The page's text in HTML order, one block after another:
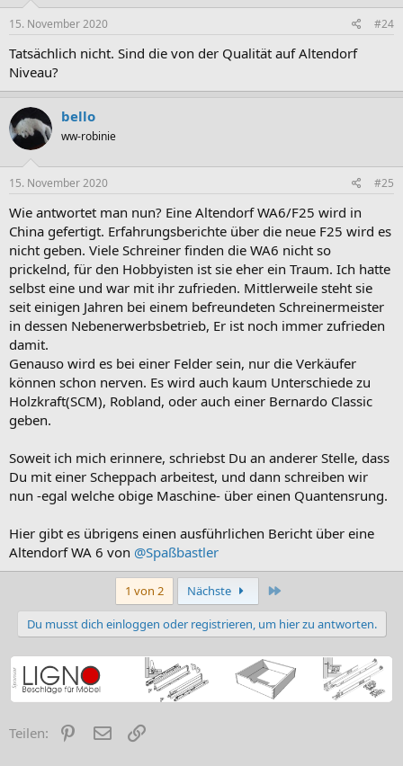
15. November 2020 #24
Tatsächlich nicht. Sind die von der Qualität auf Altendorf
Niveau?
bello
ww-robinie
15. November 2020 #25
Wie antwortet man nun? Eine Altendorf WA6/F25 wird in
China gefertigt. Erfahrungsberichte über die neue F25 wird es
nicht geben. Viele Schreiner finden die WA6 nicht so
prickelnd, für den Hobbyisten ist sie eher ein Traum. Ich hatte
selbst eine und war mit ihr zufrieden. Mittlerweile steht sie
seit einigen Jahren bei einem befreundeten Schreinermeister
in dessen Nebenerwerbsbetrieb, Er ist noch immer zufrieden
damit.
Genauso wird es bei einer Felder sein, nur die Verkäufer
können schon nerven. Es wird auch kaum Unterschiede zu
Holzkraft(SCM), Robland, oder auch einer Bernardo Classic
geben.
Soweit ich mich erinnere, schriebst Du an anderer Stelle, dass
Du mit einer Scheppach arbeitest, und dann schreiben wir
nun -egal welche obige Maschine- über einen Quantensrung.
Hier gibt es übrigens einen ausführlichen Bericht über eine
Altendorf WA 6 von @Spaßbastler
1 von 2 Nächste
Du musst dich einloggen oder registrieren, um hier zu antworten.
Teilen: PinterestE-Mail